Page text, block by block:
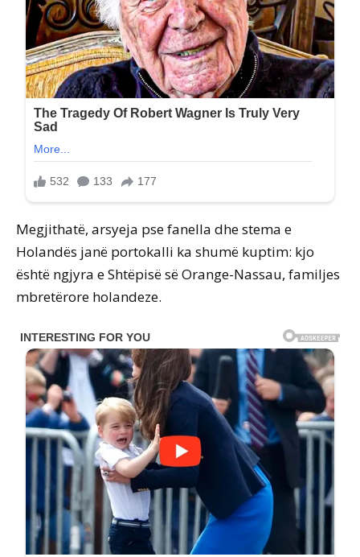
Megjithatë, arsyeja pse fanella dhe stema e
Holandës janë portokalli ka shumë kuptim: kjo
është ngjyra e Shtëpisë së Orange-Nassau, familjes
mbretërore holandeze.